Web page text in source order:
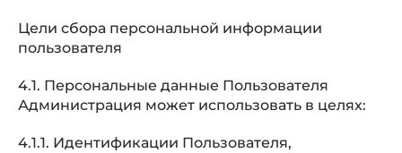
Цели сбора персональной информации
пользователя
4.1. Персональные данные Пользователя
Администрация может использовать в целях:
4.1.1. Идентификации Пользователя,